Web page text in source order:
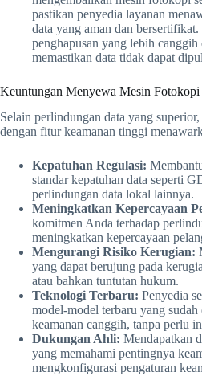
pastikan penyedia layanan
data yang aman dan
penghapusan yang lebih
memastikan data tidak dapat
Keuntungan Menyewa Mesin
Selain perlindungan data yang
dengan fitur keamanan tinggi
Kepatuhan Regulasi:
standar kepatuhan data seperti
perlindungan data lokal lainnya.
Meningkatkan Kepercayaan
komitmen Anda terhadap
meningkatkan kepercayaan
Mengurangi Risiko Kerugian:
yang dapat berujung pada
atau bahkan tuntutan hukum.
Teknologi Terbaru: Penyedia
model-model terbaru yang
keamanan canggih, tanpa perlu
Dukungan Ahli: Mendapatkan
yang memahami pentingnya
mengkonfigurasi pengaturan